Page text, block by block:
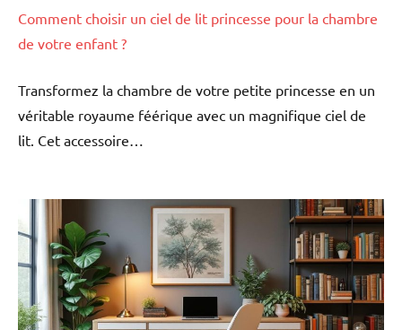
Comment choisir un ciel de lit princesse pour la chambre
de votre enfant ?
Transformez la chambre de votre petite princesse en un
véritable royaume féérique avec un magnifique ciel de
lit. Cet accessoire…